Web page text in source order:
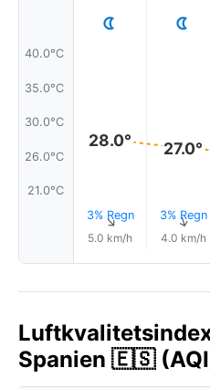
40.0°C
35.0°C
30.0°C
26.0°C
21.0°C
28.0°
3% Regn
↑
5.0 km/h
27.0°
3% Regn
↑
4.0 km/h
Spanien 🇪🇸